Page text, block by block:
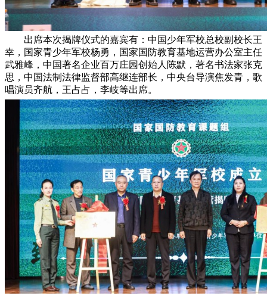
出席本次揭牌仪式的嘉宾有：中国少年军校总校副校长王
幸，国家青少年军校杨勇，国家国防教育基地运营办公室主任
武雅峰，中国著名企业百万庄园创始人陈默，著名书法家张克
思，中国法制法律监督部高继连部长，中央台导演焦发青，歌
唱演员齐航，王占占，李岐等出席。